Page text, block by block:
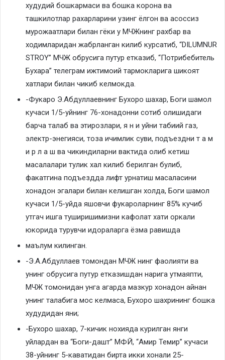
худудий бошкармаси ва бошка корона ва
ташкилотлар рахарларини узинг ёлгон ва асоссиз
мурожаатлари билан гёки у МЧЖнинг рахбар ва
ходимларидан жабрланган килиб курсатиб, “DILUMNUR
STROY” МЧЖ обрусига путур етказиб, “Потрибебитель
Бухара” телеграм ижтимоий тармокларига шикоят
хатлари билан чикиб келмокда.
-Фукаро Э.Абдуллаевнинг Бухоро шахар, Боги шамол
кучаси 1/5-уйнинг 76-хонадонни сотиб олишидаги
барча талаб ва этирозлари, я н и уйни табиий газ,
электр-энегияси, тоза ичимлик суви, подъездни т а м
и р л а ш ва чикиндиларни вактида олиб кетиш
масалалари тулик хал килиб берилган булиб,
факатгина подъездда лифт урнатиш масаласини
хонадон эгалари билан келишган холда, Боги шамол
кучаси 1/5-уйда яшовчи фукароларнинг 85% кучиб
утгач ишга туширишимизни кафолат хати оркали
юкорида турувчи идораларга ёзма равишда
маълум килинган.
-Э.А.Абдуллаев томондан МЧЖ нинг фаолияти ва
унинг обрусига путур етказишдан нарига утмаяпти,
МЧЖ томонидан унга агарда мазкур хонадон айнан
унинг талабига мос келмаса, Бухоро шахрининг бошка
худудидан яни;
-Бухоро шахар, 7-кичик нохияда курилган янги
уйлардан ва “Боги-дашт” МФЙ, “Амир Темир” кучаси
38-уйнинг 5-каватидан бирта икки хонали 25-